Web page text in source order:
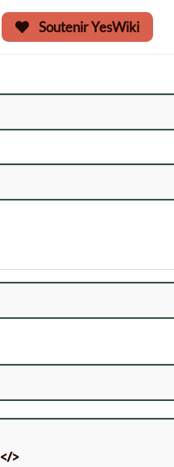
Soutenir YesWiki